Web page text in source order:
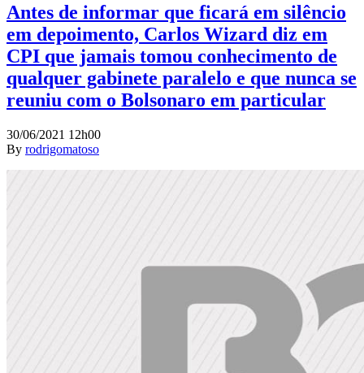
Antes de informar que ficará em silêncio
em depoimento, Carlos Wizard diz em
CPI que jamais tomou conhecimento de
qualquer gabinete paralelo e que nunca se
reuniu com o Bolsonaro em particular
30/06/2021 12h00
By rodrigomatoso